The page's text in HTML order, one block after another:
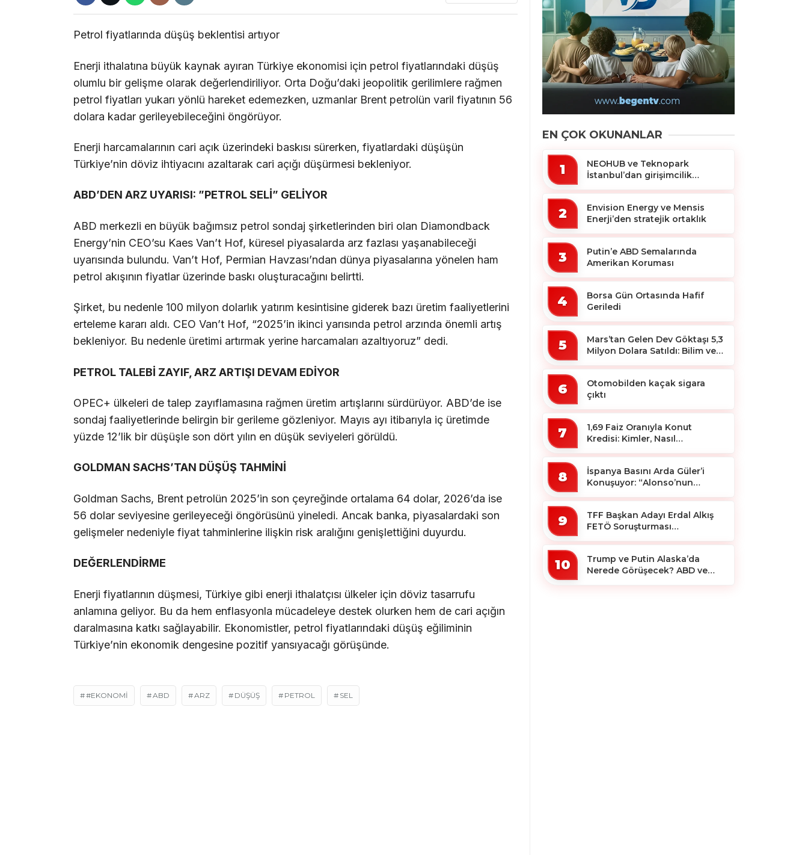
Petrol fiyatlarında düşüş beklentisi artıyor
Enerji ithalatına büyük kaynak ayıran Türkiye ekonomisi için petrol fiyatlarındaki düşüş
olumlu bir gelişme olarak değerlendiriliyor. Orta Doğu’daki jeopolitik gerilimlere rağmen
petrol fiyatları yukarı yönlü hareket edemezken, uzmanlar Brent petrolün varil fiyatının 56
dolara kadar gerileyebileceğini öngörüyor.
Enerji harcamalarının cari açık üzerindeki baskısı sürerken, fiyatlardaki düşüşün
Türkiye’nin döviz ihtiyacını azaltarak cari açığı düşürmesi bekleniyor.
ABD’DEN ARZ UYARISI: ”PETROL SELİ” GELİYOR
ABD merkezli en büyük bağımsız petrol sondaj şirketlerinden biri olan Diamondback
Energy’nin CEO’su Kaes Van’t Hof, küresel piyasalarda arz fazlası yaşanabileceği
uyarısında bulundu. Van’t Hof, Permian Havzası’ndan dünya piyasalarına yönelen ham
petrol akışının fiyatlar üzerinde baskı oluşturacağını belirtti.
Şirket, bu nedenle 100 milyon dolarlık yatırım kesintisine giderek bazı üretim faaliyetlerini
erteleme kararı aldı. CEO Van’t Hof, “2025’in ikinci yarısında petrol arzında önemli artış
bekleniyor. Bu nedenle üretimi artırmak yerine harcamaları azaltıyoruz” dedi.
PETROL TALEBİ ZAYIF, ARZ ARTIŞI DEVAM EDİYOR
OPEC+ ülkeleri de talep zayıflamasına rağmen üretim artışlarını sürdürüyor. ABD’de ise
sondaj faaliyetlerinde belirgin bir gerileme gözleniyor. Mayıs ayı itibarıyla iç üretimde
yüzde 12’lik bir düşüşle son dört yılın en düşük seviyeleri görüldü.
GOLDMAN SACHS’TAN DÜŞÜŞ TAHMİNİ
Goldman Sachs, Brent petrolün 2025’in son çeyreğinde ortalama 64 dolar, 2026’da ise
56 dolar seviyesine gerileyeceği öngörüsünü yineledi. Ancak banka, piyasalardaki son
gelişmeler nedeniyle fiyat tahminlerine ilişkin risk aralığını genişlettiğini duyurdu.
DEĞERLENDİRME
Enerji fiyatlarının düşmesi, Türkiye gibi enerji ithalatçısı ülkeler için döviz tasarrufu
anlamına geliyor. Bu da hem enflasyonla mücadeleye destek olurken hem de cari açığın
daralmasına katkı sağlayabilir. Ekonomistler, petrol fiyatlarındaki düşüş eğiliminin
Türkiye’nin ekonomik dengesine pozitif yansıyacağı görüşünde.
#EKONOMI ABD ARZ DÜŞÜŞ PETROL SEL
EN ÇOK OKUNANLAR
1
NEOHUB ve Teknopark
İstanbul’dan girişimcilik
2
Envision Energy ve Mensis
Enerji’den stratejik ortaklık
3
Putin’e ABD Semalarında
Amerikan Koruması
4
Borsa Gün Ortasında Hafif
Geriledi
5
Mars’tan Gelen Dev Göktaşı 5,3
Milyon Dolara Satıldı: Bilim ve
6
Otomobilden kaçak sigara
çıktı
7
1,69 Faiz Oranıyla Konut
Kredisi: Kimler, Nasıl
8
İspanya Basını Arda Güler’i
Konuşuyor: “Alonso’nun
9
TFF Başkan Adayı Erdal Alkış
FETÖ Soruşturması
10
Trump ve Putin Alaska’da
Nerede Görüşecek? ABD ve